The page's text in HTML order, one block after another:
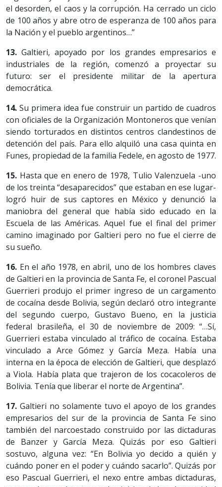
el desorden, el caos y la corrupción. Ha cerrado un ciclo
de 100 años y abre otro de esperanza de 100 años para
la Nación y el pueblo argentinos…”
13.Galtieri, apoyado por los grandes empresarios e
industriales de la región, comenzó a proyectar su
futuro: ser el presidente militar de la apertura
democrática.
14. Su primera idea fue construir un partido de cuadros
con oficiales de la Organización Montoneros que venían
siendo torturados en distintos centros clandestinos de
detención del país. Para ello alquiló una casa quinta en
Funes, propiedad de la familia Fedele, en agosto de 1977.
15. Hasta que en enero de 1978, Tulio Valenzuela -uno
de los treinta “desaparecidos” que estaban en ese lugar-
logró huir de sus captores en México y denunció la
maniobra del general que había sido educado en la
Escuela de las Américas. Aquel fue el final del primer
camino imaginado por Galtieri pero no fue el cierre de
su sueño.
16. En el año 1978, en abril, uno de los hombres claves
de Galtieri en la provincia de Santa Fe, el coronel Pascual
Guerrieri produjo el primer ingreso de un cargamento
de cocaína desde Bolivia, según declaró otro integrante
del segundo cuerpo, Gustavo Bueno, en la justicia
federal brasileña, el 30 de noviembre de 2009: “…Sí,
Guerrieri estaba vinculado al tráfico de cocaína. Estaba
vinculado a Arce Gómez y García Meza. Había una
interna en la época de elección de Galtieri, que desplazó
a Viola. Había plata que trajeron de los cocacoleros de
Bolivia. Tenía que liberar el norte de Argentina”.
17. Galtieri no solamente tuvo el apoyo de los grandes
empresarios del sur de la provincia de Santa Fe sino
también del narcoestado construido por las dictaduras
de Banzer y García Meza. Quizás por eso Galtieri
sostuvo, alguna vez: “En Bolivia yo decido a quién y
cuándo poner en el poder y cuándo sacarlo”. Quizás por
eso Pascual Guerrieri, el nexo entre ambas dictaduras,